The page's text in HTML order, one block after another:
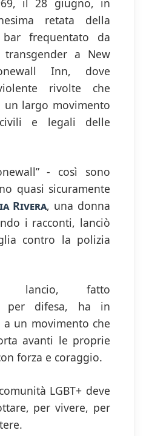
retata della
frequentato da
transgender a New
Inn, dove
rivolte che
largo movimento
e legali delle
- così sono
quasi sicuramente
Rivera, una donna
i racconti, lanciò
contro la polizia
lancio, fatto
per difesa, ha in
un movimento che
avanti le proprie
forza e coraggio.
LGBT+ deve
per vivere, per